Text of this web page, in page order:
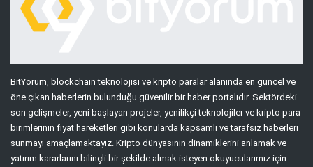
BitYorum, blockchain teknolojisi ve kripto paralar alanında en güncel ve
öne çıkan haberlerin bulunduğu güvenilir bir haber portalıdır. Sektördeki
son gelişmeler, yeni başlayan projeler, yenilikçi teknolojiler ve kripto para
birimlerinin fiyat hareketleri gibi konularda kapsamlı ve tarafsız haberleri
sunmayı amaçlamaktayız. Kripto dünyasının dinamiklerini anlamak ve
yatırım kararlarını bilinçli bir şekilde almak isteyen okuyucularımız için